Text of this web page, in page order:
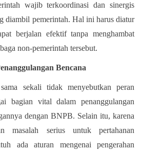
wajib terkoordinasi dan sinergis
diambil pemerintah. Hal ini harus diatur
berjalan efektif tanpa menghambat
non-pemerintah tersebut.
Bencana
sekali tidak menyebutkan peran
bagian vital dalam penanggulangan
dengan BNPB. Selain itu, karena
masalah serius untuk pertahanan
ada aturan mengenai pengerahan